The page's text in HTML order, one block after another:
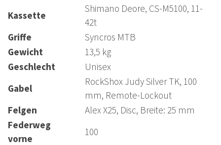
Kassette
Shimano Deore, CS-M5100, 11-
42t
Griffe
Syncros MTB
Gewicht
13,5 kg
Geschlecht
Unisex
Gabel
RockShox Judy Silver TK, 100
mm, Remote-Lockout
Felgen
Alex X25, Disc, Breite: 25 mm
Federweg
vorne
100